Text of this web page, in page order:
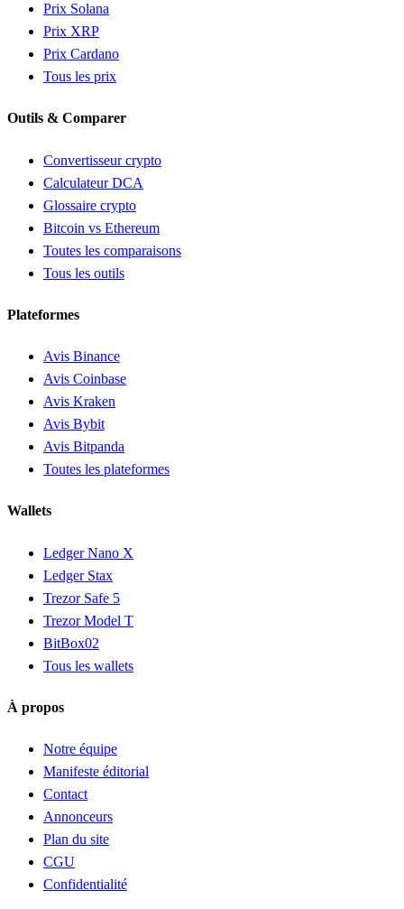
Prix Solana
Prix XRP
Prix Cardano
Tous les prix
Outils & Comparer
Convertisseur crypto
Calculateur DCA
Glossaire crypto
Bitcoin vs Ethereum
Toutes les comparaisons
Tous les outils
Plateformes
Avis Binance
Avis Coinbase
Avis Kraken
Avis Bybit
Avis Bitpanda
Toutes les plateformes
Wallets
Ledger Nano X
Ledger Stax
Trezor Safe 5
Trezor Model T
BitBox02
Tous les wallets
À propos
Notre équipe
Manifeste éditorial
Contact
Annonceurs
Plan du site
CGU
Confidentialité